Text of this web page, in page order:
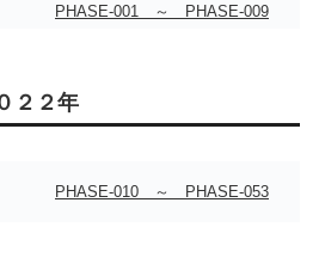
PHASE-001 ～ PHASE-009
２２年
PHASE-010 ～ PHASE-053